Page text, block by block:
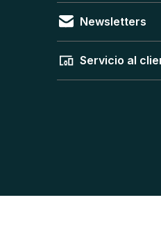
Newsletters
Servicio al